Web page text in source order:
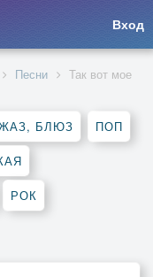
Вход
Песни
Так вот мое
БЛЮЗ ПОП
РОК